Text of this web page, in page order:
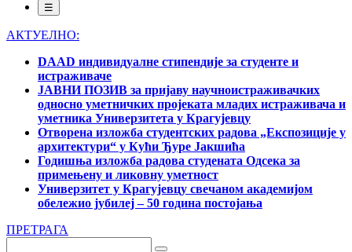
☰
АКТУЕЛНО:
DAAD индивидуалне стипендије за студенте и
истраживаче
ЈАВНИ ПОЗИВ за пријаву научноистраживачких
односно уметничких пројеката младих истраживача и
уметника Универзитета у Крагујевцу
Отворена изложба студентских радова „Експозиције у
архитектури“ у Кући Ђуре Јакшића
Годишња изложба радова студената Одсека за
примењену и ликовну уметност
Универзитет у Крагујевцу свечаном академијом
обележио јубилеј – 50 година постојања
ПРЕТРАГА